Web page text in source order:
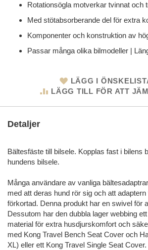
Rotationsögla motverkar tvinnat och
Med stötabsorberande del för extra
Komponenter och konstruktion av
Passar många olika bilmodeller |
LÄGG I
LÄGG TILL FÖR ATT
Detaljer
Bältesfäste till bilsele. Kopplas fast i bilens
hundens bilsele.
Många användare av vanliga
med att deras hund rör sig och att
förkortad. Denna produkt har en swivel för
Dessutom har den dubbla lager webbing
material för extra husdjurskomfort och
med Kong Travel Bench Seat Cover och
XL) eller ett Kong Travel Single Seat Cover.